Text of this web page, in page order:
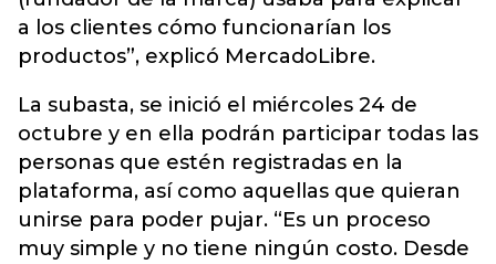
a los clientes cómo funcionarían los
productos”, explicó MercadoLibre.
La subasta, se inició el miércoles 24 de
octubre y en ella podrán participar todas las
personas que estén registradas en la
plataforma, así como aquellas que quieran
unirse para poder pujar. “Es un proceso
muy simple y no tiene ningún costo. Desde